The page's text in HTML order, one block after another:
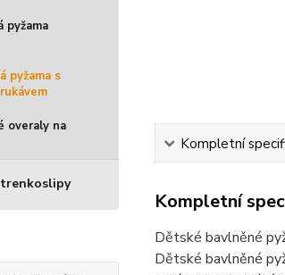
pyžama
pyžama s
overaly na
Kompletní
Kompletní
Dětské bavlněné
Dětské bavlněné